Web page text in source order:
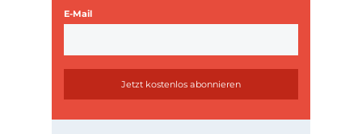
E-Mail